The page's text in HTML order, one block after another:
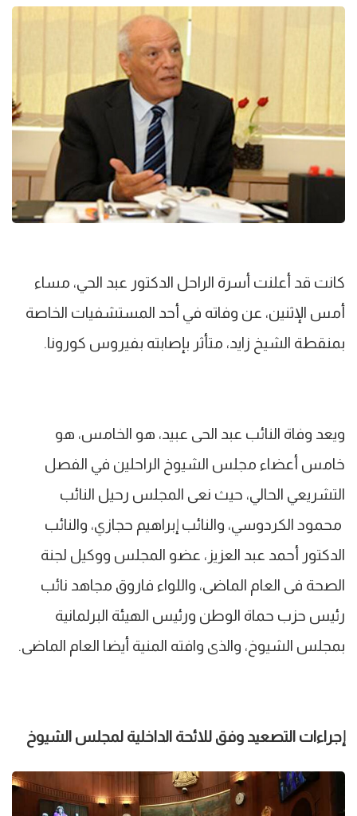
كانت قد أعلنت أسرة الراحل الدكتور عبد الحي، مساء
أمس الإثنين، عن وفاته في أحد المستشفيات الخاصة
بمنقطة الشيخ زايد، متأثر بإصابته بفيروس كورونا.
ويعد وفاة النائب عبد الحى عبيد، هو الخامس، هو
خامس أعضاء مجلس الشيوخ الراحلين في الفصل
التشريعي الحالي، حيث نعى المجلس رحيل النائب
محمود الكردوسي، والنائب إبراهيم حجازي، والنائب
الدكتور أحمد عبد العزيز، عضو المجلس ووكيل لجنة
الصحة فى العام الماضى، واللواء فاروق مجاهد نائب
رئيس حزب حماة الوطن ورئيس الهيئة البرلمانية
بمجلس الشيوخ، والذى وافته المنية أيضا العام الماضى.
إجراءات التصعيد وفق للائحة الداخلية لمجلس الشيوخ